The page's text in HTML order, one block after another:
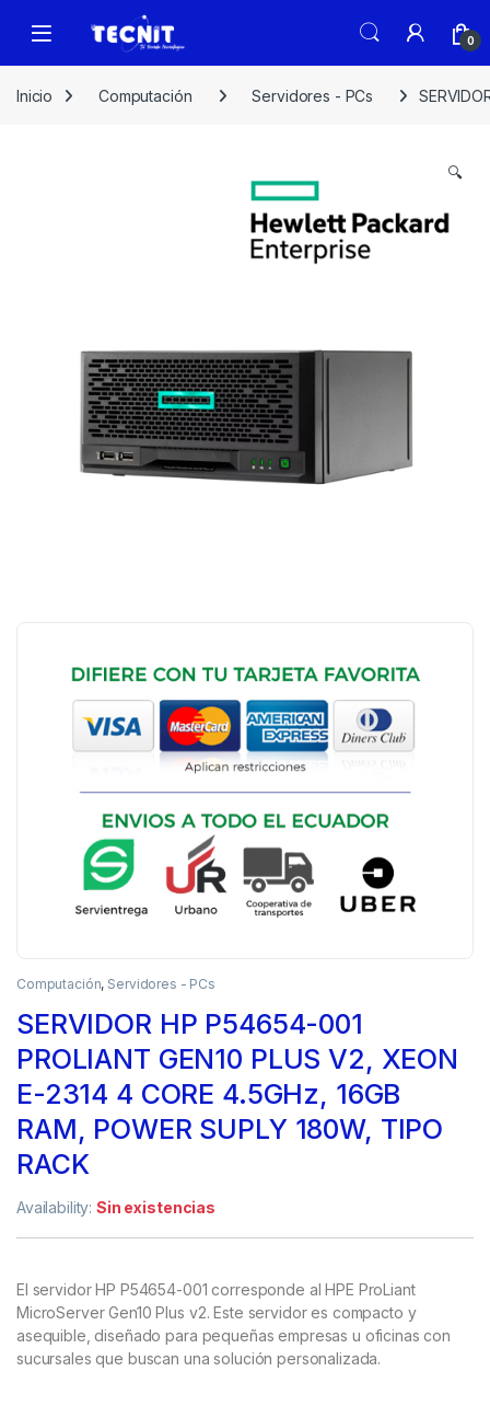
0
Inicio Computación Servidores - PCs
🔍
Computación, Servidores - PCs
SERVIDOR HP P54654-001
PROLIANT GEN10 PLUS V2, XEON
E-2314 4 CORE 4.5GHz, 16GB
RAM, POWER SUPLY 180W, TIPO
RACK
Availability:Sin existencias
El servidor HP P54654-001 corresponde al HPE ProLiant
MicroServer Gen10 Plus v2. Este servidor es compacto y
asequible, diseñado para pequeñas empresas u oficinas con
sucursales que buscan una solución personalizada.